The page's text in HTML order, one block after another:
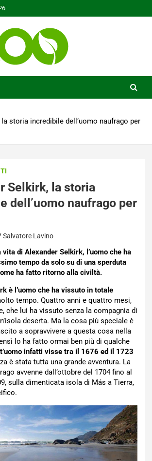
storia incredibile dell’uomo naufrago per
Selkirk, la storia
dell’uomo naufrago per
Salvatore Lavino
di Alexander Selkirk, l’uomo che ha
tempo da solo su di una sperduta
ha fatto ritorno alla civiltà.
è l’uomo che ha vissuto in totale
tempo. Quattro anni e quattro mesi,
che lui ha vissuto senza la compagnia di
deserta. Ma la cosa più speciale è
a sopravvivere a questa cosa nella
lo ha fatto ormai ben più di qualche
infatti visse tra il 1676 ed il 1723
è stata tutta una grande avventura. La
avvenne dall’ottobre del 1704 fino al
sulla dimenticata isola di Más a Tierra,